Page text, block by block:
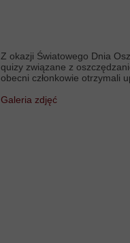
Z okazji Światowego Dnia
quizy związane z
obecni członkowie otrzymali
Galeria zdjęć